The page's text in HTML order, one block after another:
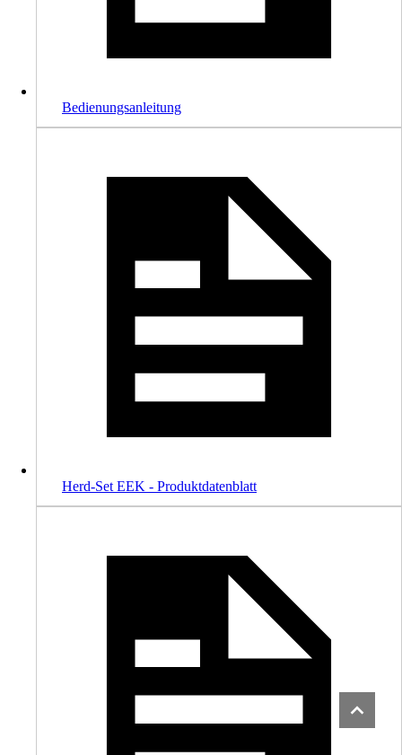
Bedienungsanleitung
Herd-Set EEK - Produktdatenblatt